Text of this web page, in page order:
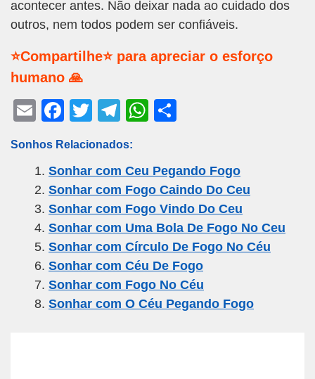
acontecer antes. Não deixar nada ao cuidado dos
outros, nem todos podem ser confiáveis.
⭐Compartilhe⭐ para apreciar o esforço
humano 🙏
E
ail
F
c
e
b
o
o
k
T
tt
er
T
e
gr
a
m
W
s
A
p
p
e
Sonhos Relacionados:
Sonhar com Ceu Pegando Fogo
Sonhar com Fogo Caindo Do Ceu
Sonhar com Fogo Vindo Do Ceu
Sonhar com Uma Bola De Fogo No Ceu
Sonhar com Círculo De Fogo No Céu
Sonhar com Céu De Fogo
Sonhar com Fogo No Céu
Sonhar com O Céu Pegando Fogo